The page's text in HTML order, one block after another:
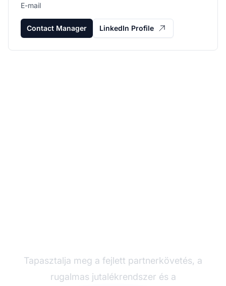
E-mail
Contact Manager LinkedIn Profile
Tapasztalja meg a fejlett partnerkövetés, a
rugalmas jutalékrendszer és a